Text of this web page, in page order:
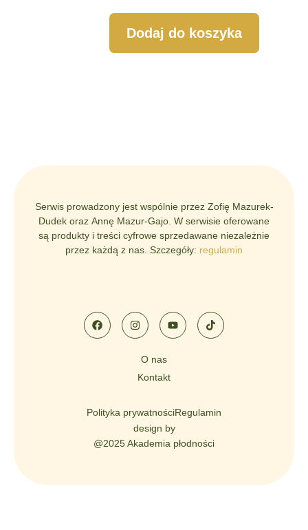
Dodaj do koszyka
Serwis prowadzony jest wspólnie przez Zofię Mazurek-
Dudek oraz Annę Mazur-Gajo. W serwisie oferowane
są produkty i treści cyfrowe sprzedawane niezależnie
przez każdą z nas. Szczegóły: regulamin
O nas
Kontakt
@2025 Akademia płodności
Polityka prywatnościRegulamin
design by